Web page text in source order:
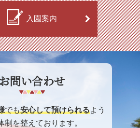
入園案内
お問い合わせ
でも安心して預けられるよう
制を整えております。